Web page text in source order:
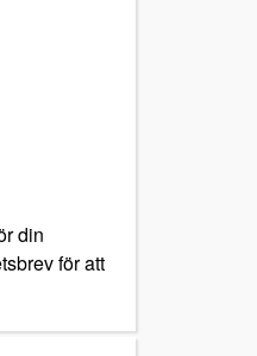
din
för att